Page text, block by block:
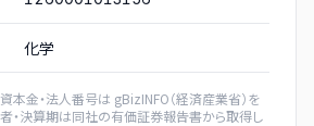
化学
本金・法人番号は gBizINFO（経済産業省）を
者・決算期は同社の有価証券報告書から取得し